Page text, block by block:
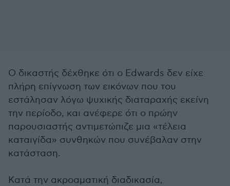
Ο δικαστής δέχθηκε ότι ο Edwards δεν είχε
πλήρη επίγνωση των εικόνων που του
εστάλησαν λόγω ψυχικής διαταραχής εκείνη
την περίοδο, και ανέφερε ότι ο πρώην
παρουσιαστής αντιμετώπιζε μια «τέλεια
καταιγίδα» συνθηκών που συνέβαλαν στην
κατάσταση.
Κατά την ακροαματική διαδικασία,